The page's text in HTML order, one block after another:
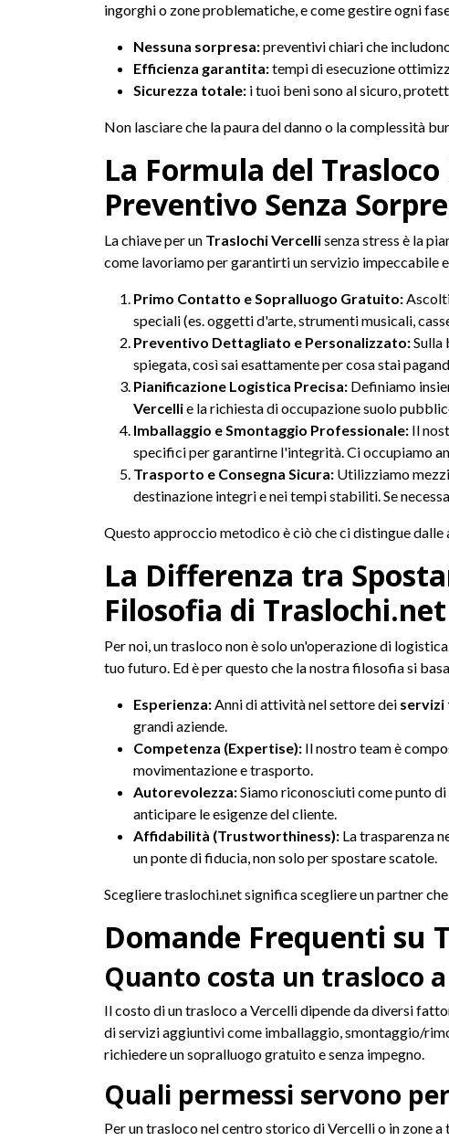
ingorghi o zone problematiche, e come gestire ogni
Nessuna sorpresa:preventivi chiari che
Efficienza garantita:tempi di esecuzione
Sicurezza totale: i tuoi beni sono al sicuro,
Non lasciare che la paura del danno o la complessità
La Formula del
Preventivo Senza
La chiave per un Traslochi Vercellisenza stress è la
come lavoriamo per garantirti un servizio impeccabile
Primo Contatto e Sopralluogo Gratuito:
speciali (es. oggetti d'arte, strumenti musicali,
Preventivo Dettagliato e Personalizzato:Sulla
spiegata, così sai esattamente per cosa stai
Pianificazione Logistica Precisa: Definiamo
Vercellie la richiesta di occupazione suolo
Imballaggio e Smontaggio Professionale: Il
specifici per garantirne l'integrità. Ci occupiamo
Trasporto e Consegna Sicura: Utilizziamo
destinazione integri e nei tempi stabiliti. Se
Questo approccio metodico è ciò che ci distingue dalle
La Differenza tra
Filosofia di Traslochi.net
Per noi, un trasloco non è solo un'operazione di
tuo futuro. Ed è per questo che la nostra filosofia si
Esperienza:Anni di attività nel settore dei servizi
grandi aziende.
Competenza (Expertise): Il nostro team è
movimentazione e trasporto.
Autorevolezza:Siamo riconosciuti come punto
anticipare le esigenze del cliente.
Affidabilità (Trustworthiness): La trasparenza
un ponte di fiducia, non solo per spostare scatole.
Scegliere traslochi.net significa scegliere un partner
Domande Frequenti su
Quanto costa un trasloco
Il costo di un trasloco a Vercelli dipende da diversi
di servizi aggiuntivi come imballaggio, smontaggio/
richiedere un sopralluogo gratuito e senza impegno.
Quali permessi servono
Per un trasloco nel centro storico di Vercelli o in zone